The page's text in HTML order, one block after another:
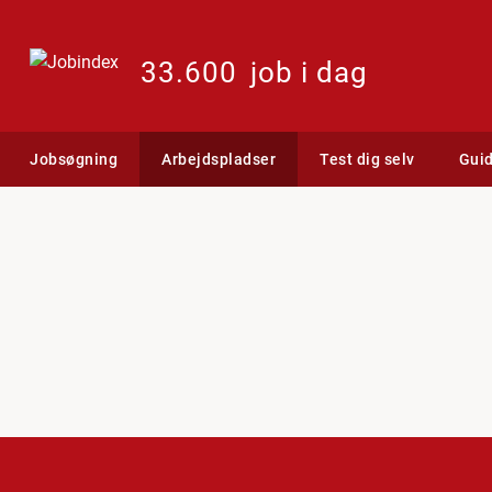
33.600 job i dag
Jobsøgning Arbejdspladser Test dig selv